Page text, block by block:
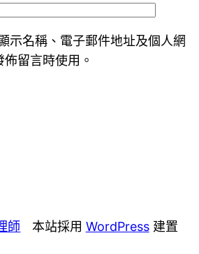
示名稱、電子郵件地址及個人網
留言時使用。
師 本站採用 WordPress建置